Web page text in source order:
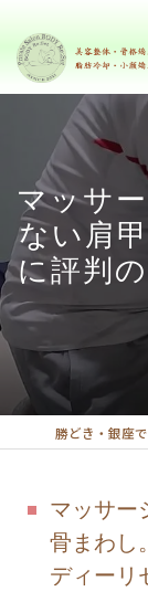
マッサ
ない肩
に評判
マッサー
骨まわし
ディーリ